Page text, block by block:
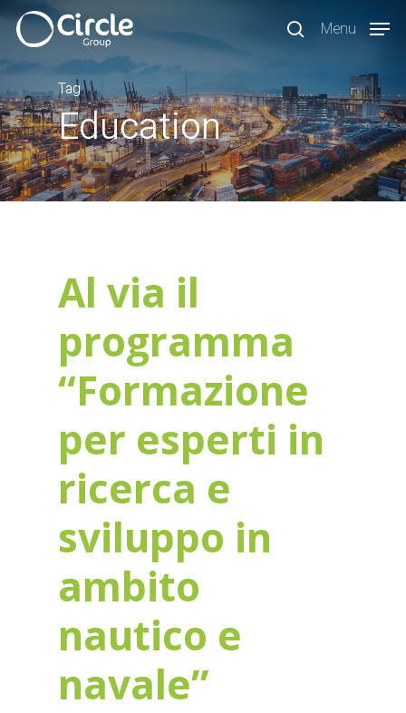
Skip
content
search
Menu
Tag
Education
Al via il
programma
“Formazione
per esperti in
ricerca e
sviluppo in
ambito
nautico e
navale”